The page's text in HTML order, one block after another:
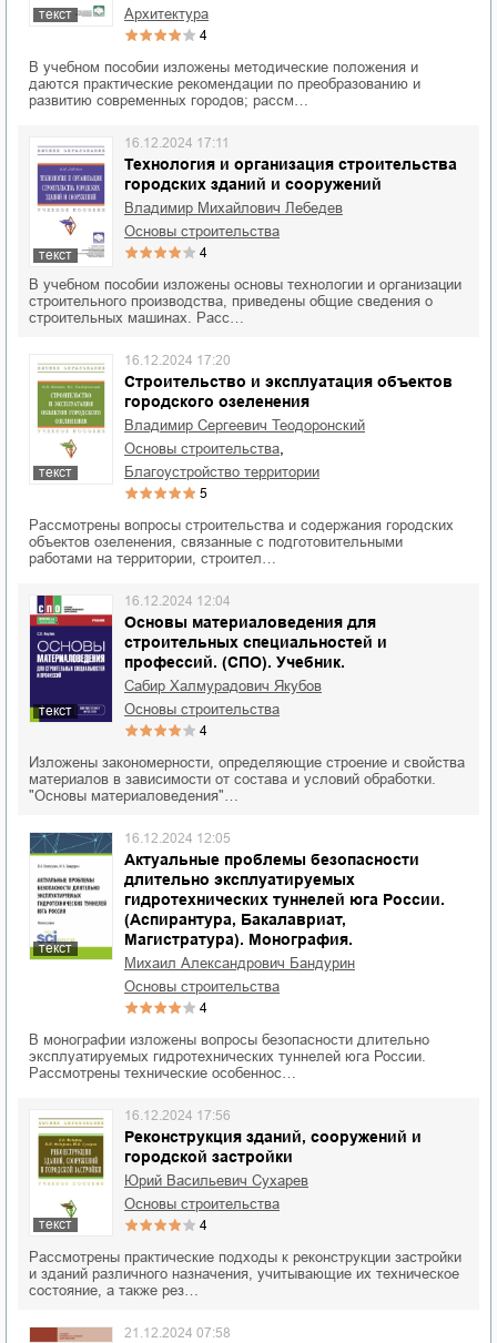
текст архитектура
4
В учебном пособии изложены методические положения и
даются практические рекомендации по преобразованию и
развитию современных городов; рассм…
текст
Технология и организация строительства
городских зданий и сооружений
16.12.2024 17:11
Владимир Михайлович Лебедев
основы строительства
4
В учебном пособии изложены основы технологии и организации
строительного производства, приведены общие сведения о
строительных машинах. Расс…
текст
Строительство и эксплуатация объектов
городского озеленения
16.12.2024 17:20
Владимир Сергеевич Теодоронский
основы строительства
благоустройство территории
5
Рассмотрены вопросы строительства и содержания городских
объектов озеленения, связанные с подготовительными
работами на территории, строител…
текст
Основы материаловедения для
строительных специальностей и
профессий. (СПО). Учебник.
16.12.2024 12:04
Сабир Халмурадович Якубов
основы строительства
4
Изложены закономерности, определяющие строение и свойства
материалов в зависимости от состава и условий обработки.
"Основы материаловедения"…
текст
Актуальные проблемы безопасности
длительно эксплуатируемых
гидротехнических туннелей юга России.
(Аспирантура, Бакалавриат,
Магистратура). Монография.
16.12.2024 12:05
Михаил Александрович Бандурин
основы строительства
4
В монографии изложены вопросы безопасности длительно
эксплуатируемых гидротехнических туннелей юга России.
Рассмотрены технические особеннос…
текст
Реконструкция зданий, сооружений и
городской застройки
16.12.2024 17:56
Юрий Васильевич Сухарев
основы строительства
4
Рассмотрены практические подходы к реконструкции застройки
и зданий различного назначения, учитывающие их техническое
состояние, а также рез…
21.12.2024 07:58